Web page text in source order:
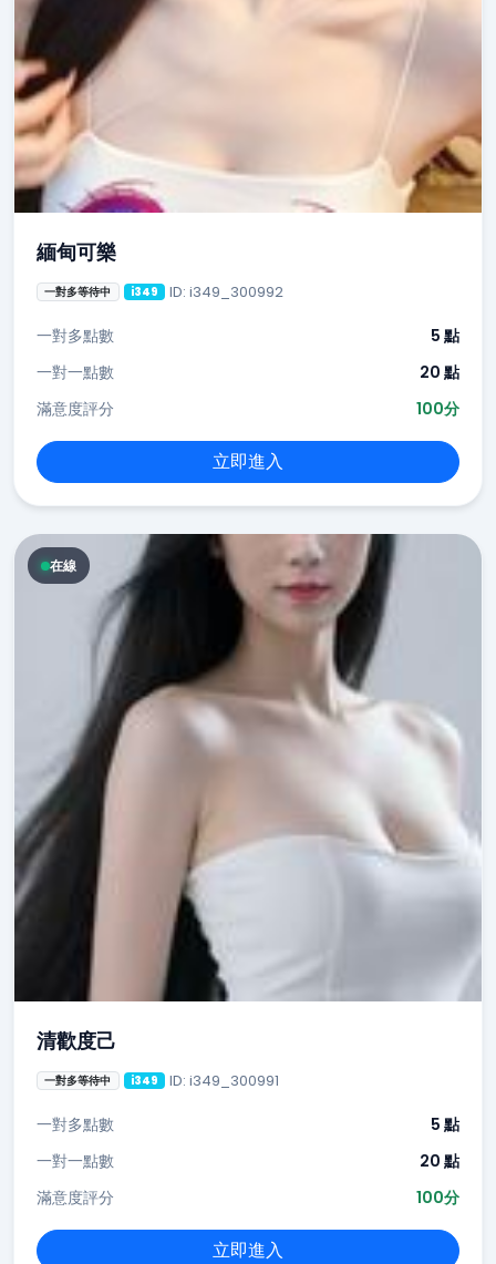
緬甸可樂
一對多等待中 i349 ID: i349_300992
一對多點數
5 點
一對一點數
20 點
滿意度評分
100分
立即進入
在線
清歡度己
一對多等待中 i349 ID: i349_300991
一對多點數
5 點
一對一點數
20 點
滿意度評分
100分
立即進入